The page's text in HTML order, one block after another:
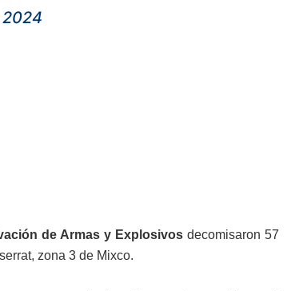
de Armas y Explosivosdecomisaron 57
zona 3 de Mixco.